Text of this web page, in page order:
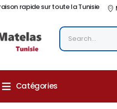
rapide sur toute la Tunisie
Catégories